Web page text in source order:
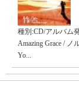
種別:CD/アルバム
Amazing Grace /
Yo...